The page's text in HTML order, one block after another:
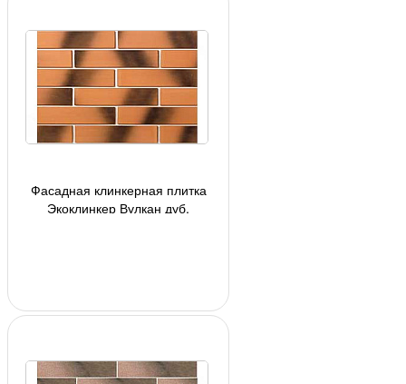
Фасадная клинкерная плитка
Экоклинкер Вулкан дуб,